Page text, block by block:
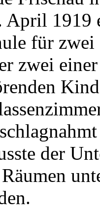
April 1919
für
zwei
der